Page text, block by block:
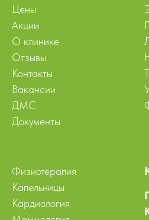
Цены
Акции
О клинике
Отзывы
Контакты
Вакансии
ДМС
Документы
Физиотерапия
Капельницы
Кардиология